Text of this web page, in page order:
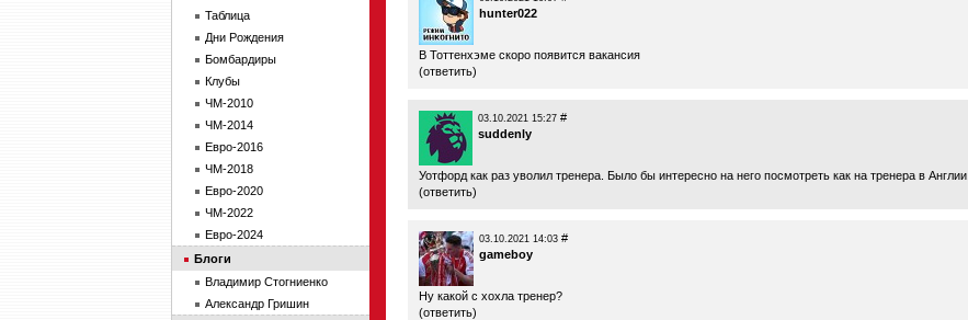
hunter022
В Тоттенхэме скоро появится вакансия
(ответить)
03.10.2021 15:27 #
suddenly
Уотфорд как раз уволил тренера. Было бы интересно на него посмотреть как на тренера в Англии.
(ответить)
03.10.2021 14:03 #
gameboy
Ну какой с хохла тренер?
(ответить)
Таблица
Дни Рождения
Бомбардиры
Клубы
ЧМ-2010
ЧМ-2014
Евро-2016
ЧМ-2018
Евро-2020
ЧМ-2022
Евро-2024
Блоги
Владимир Стогниенко
Александр Гришин